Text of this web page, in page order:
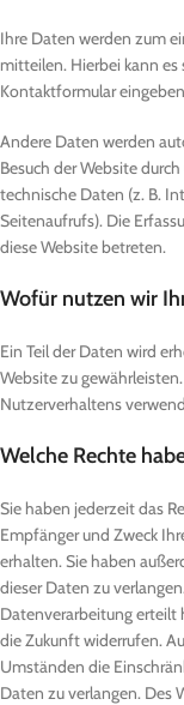
Ihre Daten werden zum
mitteilen. Hierbei kann es
Kontaktformular
Andere Daten werden
Besuch der Website
technische Daten (z. B.
Seitenaufrufs). Die
diese Website betreten.
Wofür nutzen wir
Ein Teil der Daten wird
Website zu
Nutzerverhaltens
Welche Rechte
Sie haben jederzeit das
Empfänger und Zweck
erhalten. Sie haben
dieser Daten zu
Datenverarbeitung erteilt
die Zukunft widerrufen.
Umständen die
Daten zu verlangen. Des